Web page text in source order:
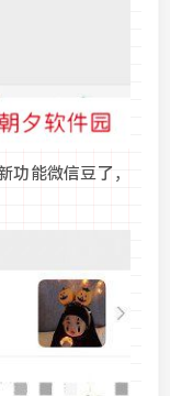
功能微信豆了，